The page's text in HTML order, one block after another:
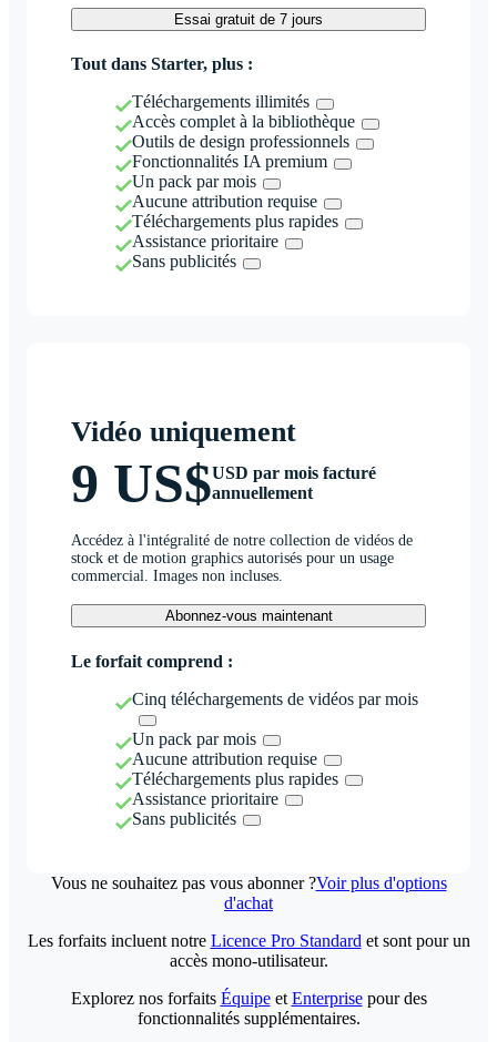
Essai gratuit de 7 jours
Tout dans Starter, plus :
Téléchargements illimités
Accès complet à la bibliothèque
Outils de design professionnels
Fonctionnalités IA premium
Un pack par mois
Aucune attribution requise
Téléchargements plus rapides
Assistance prioritaire
Sans publicités
Vidéo uniquement
9 US$USD par mois facturé
annuellement
Accédez à l'intégralité de notre collection de vidéos de
stock et de motion graphics autorisés pour un usage
commercial. Images non incluses.
Abonnez-vous maintenant
Le forfait comprend :
Cinq téléchargements de vidéos par mois
Un pack par mois
Aucune attribution requise
Téléchargements plus rapides
Assistance prioritaire
Sans publicités
Vous ne souhaitez pas vous abonner ?Voir plus d'options
d'achat
Les forfaits incluent notre Licence Pro Standard et sont pour un
accès mono-utilisateur.
Explorez nos forfaits Équipeet Enterprisepour des
fonctionnalités supplémentaires.